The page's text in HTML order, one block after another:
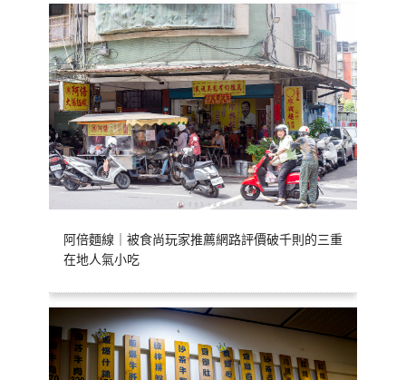
阿倍麵線｜被食尚玩家推薦網路評價破千則的三重
在地人氣小吃